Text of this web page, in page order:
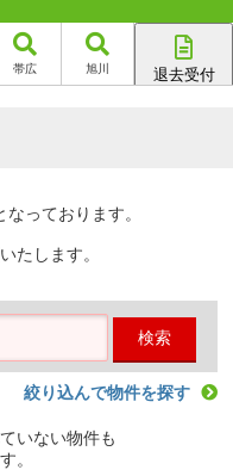
帯広 旭川 退去受付
っております。
たします。
検索
絞り込んで物件を探す
いない物件も
。